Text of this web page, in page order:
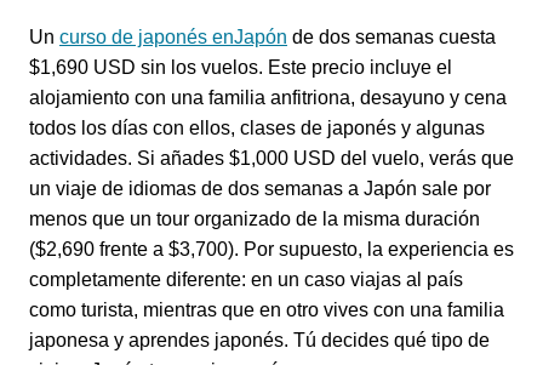
Un curso de japonés enJapón de dos semanas cuesta
$1,690 USD sin los vuelos. Este precio incluye el
alojamiento con una familia anfitriona, desayuno y cena
todos los días con ellos, clases de japonés y algunas
actividades. Si añades $1,000 USD del vuelo, verás que
un viaje de idiomas de dos semanas a Japón sale por
menos que un tour organizado de la misma duración
($2,690 frente a $3,700). Por supuesto, la experiencia es
completamente diferente: en un caso viajas al país
como turista, mientras que en otro vives con una familia
japonesa y aprendes japonés. Tú decides qué tipo de